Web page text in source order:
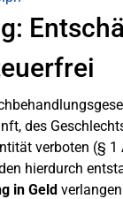
des
verboten (§
hierdurch
in Geld